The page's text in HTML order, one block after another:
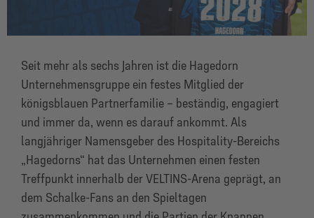
Seit mehr als sechs Jahren ist die Hagedorn
Unternehmensgruppe ein festes Mitglied der
königsblauen Partnerfamilie – beständig, engagiert
und immer da, wenn es darauf ankommt. Als
langjähriger Namensgeber des Hospitality-Bereichs
„Hagedorns“ hat das Unternehmen einen festen
Treffpunkt innerhalb der VELTINS-Arena geprägt, an
dem Schalke-Fans an den Spieltagen